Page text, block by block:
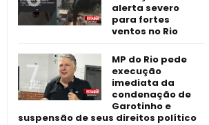
alerta severo
para fortes
ventos no Rio
MP do Rio pede
execução
imediata da
condenação de
Garotinho e
suspensão de seus direitos político